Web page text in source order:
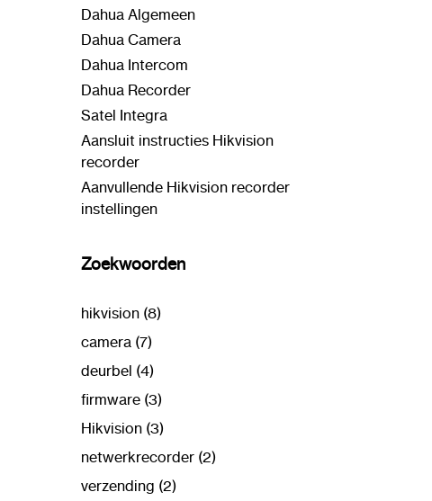
Dahua Algemeen
Dahua Camera
Dahua Intercom
Dahua Recorder
Satel Integra
Aansluit instructies Hikvision
recorder
Aanvullende Hikvision recorder
instellingen
Zoekwoorden
hikvision (8)
camera (7)
deurbel (4)
firmware (3)
Hikvision (3)
netwerkrecorder (2)
verzending (2)